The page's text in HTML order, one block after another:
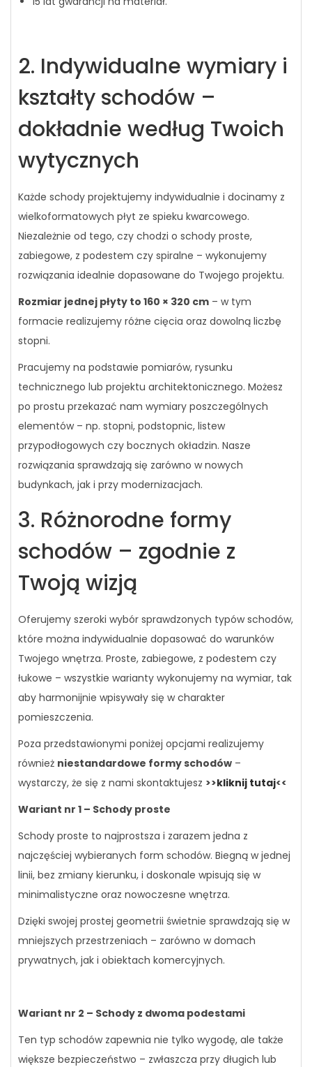
2. Indywidualne wymiary i
kształty schodów –
dokładnie według Twoich
wytycznych
Każde schody projektujemy indywidualnie i docinamy z
wielkoformatowych płyt ze spieku kwarcowego.
Niezależnie od tego, czy chodzi o schody proste,
zabiegowe, z podestem czy spiralne – wykonujemy
rozwiązania idealnie dopasowane do Twojego projektu.
Rozmiar jednej płyty to 160 × 320 cm – w tym
formacie realizujemy różne cięcia oraz dowolną liczbę
stopni.
Pracujemy na podstawie pomiarów, rysunku
technicznego lub projektu architektonicznego. Możesz
po prostu przekazać nam wymiary poszczególnych
elementów – np. stopni, podstopnic, listew
przypodłogowych czy bocznych okładzin. Nasze
rozwiązania sprawdzają się zarówno w nowych
budynkach, jak i przy modernizacjach.
3. Różnorodne formy
schodów – zgodnie z
Twoją wizją
Oferujemy szeroki wybór sprawdzonych typów schodów,
które można indywidualnie dopasować do warunków
Twojego wnętrza. Proste, zabiegowe, z podestem czy
łukowe – wszystkie warianty wykonujemy na wymiar, tak
aby harmonijnie wpisywały się w charakter
pomieszczenia.
Poza przedstawionymi poniżej opcjami realizujemy
również niestandardowe formy schodów –
wystarczy, że się z nami skontaktujesz >>kliknij tutaj<<
Wariant nr 1 – Schody proste
Schody proste to najprostsza i zarazem jedna z
najczęściej wybieranych form schodów. Biegną w jednej
linii, bez zmiany kierunku, i doskonale wpisują się w
minimalistyczne oraz nowoczesne wnętrza.
Dzięki swojej prostej geometrii świetnie sprawdzają się w
mniejszych przestrzeniach – zarówno w domach
prywatnych, jak i obiektach komercyjnych.
Wariant nr 2 – Schody z dwoma podestami
Ten typ schodów zapewnia nie tylko wygodę, ale także
większe bezpieczeństwo – zwłaszcza przy długich lub